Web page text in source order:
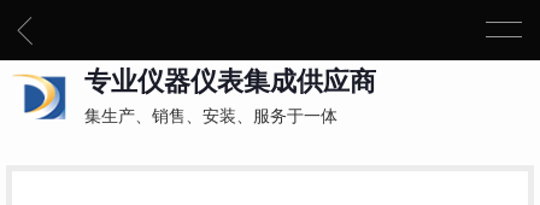
专业仪器仪表集成供应商
集生产、销售、安装、服务于一体